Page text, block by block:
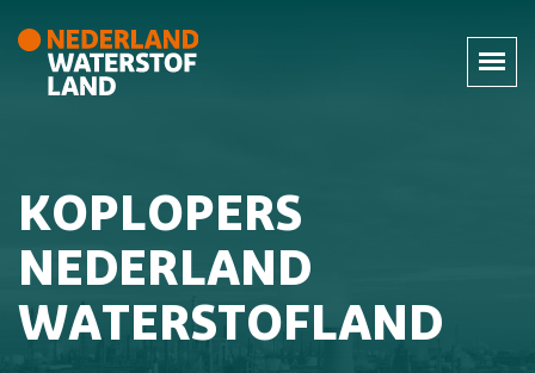
KOPLOPERS
NEDERLAND
WATERSTOFLAND